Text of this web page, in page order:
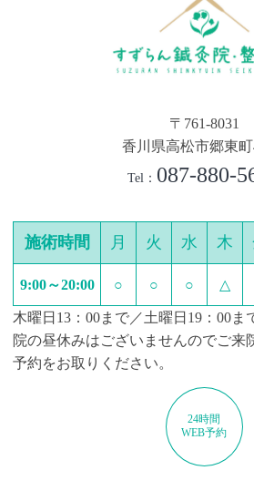
〒761-8031
香川県高松市郷東町
Tel： 087-880-
施術時間 月 火 水 木
9:00～20:00 ○ ○ ○ △
木曜日13：00まで／土曜日19：00ま
院の昼休みはございませんのでご来
予約をお取りください。
24時間
WEB予約